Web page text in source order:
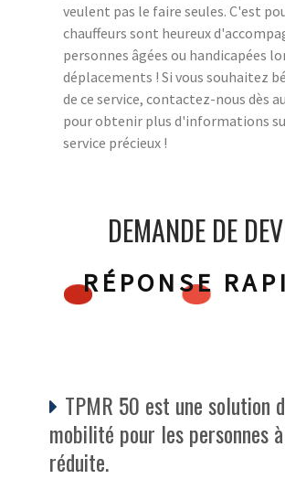
veulent pas le faire seules. C'est
chauffeurs sont heureux
personnes âgées ou handicapées
déplacements ! Si vous souhaitez
de ce service, contactez-nous dès
pour obtenir plus d'informations
service précieux !
DEMANDE DE
RÉPONSE
TPMR 50 est une solution
mobilité pour les personnes
réduite.